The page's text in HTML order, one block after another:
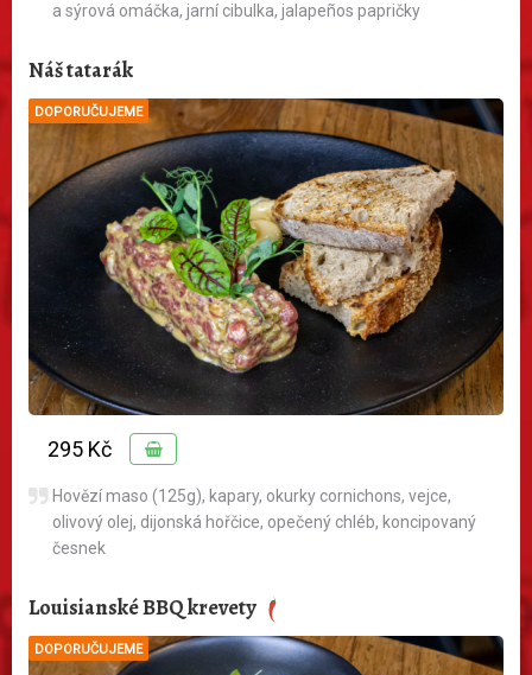
a sýrová omáčka, jarní cibulka, jalapeños papričky
Náš tatarák
DOPORUČUJEME
295 Kč
Hovězí maso (125g), kapary, okurky cornichons, vejce,
olivový olej, dijonská hořčice, opečený chléb, koncipovaný
česnek
Louisianské BBQ krevety
DOPORUČUJEME